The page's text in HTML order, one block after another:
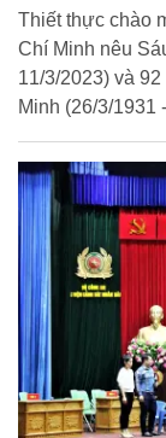
Thiết thực chào
Chí Minh nêu
11/3/2023) và
Minh (26/3/1931
chương trình
tại huyện Yên